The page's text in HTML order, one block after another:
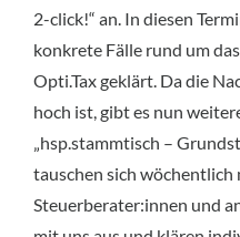
2-click!“ an. In diesen
konkrete Fälle rund um
Opti.Tax geklärt. Da die
hoch ist, gibt es nun
„hsp.stammtisch –
tauschen sich
Steuerberater:innen und